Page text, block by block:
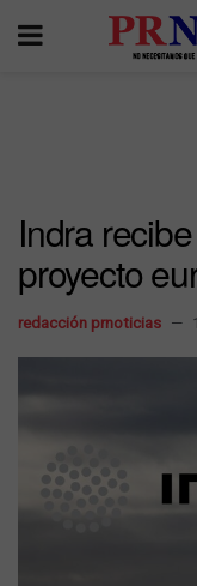
Indra
proyecto
redacción prnoticias